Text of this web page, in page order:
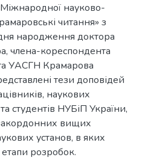
Міжнародної науково-
читання» з
народження доктора
члена-кореспондента
УАСГН Крамарова
тези доповідей
наукових
та студентів НУБіП України,
вищих
установ, в яких
розробок.